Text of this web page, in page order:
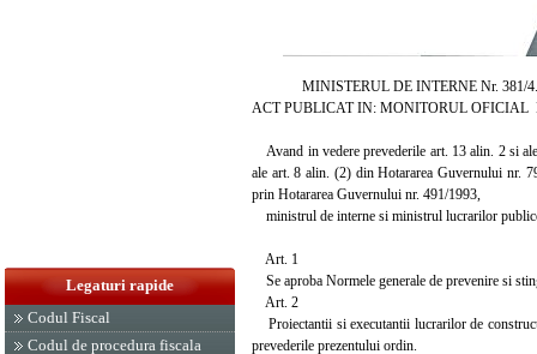
Legaturi rapide
Codul Fiscal
Codul de procedura fiscala
MINISTERUL DE INTERNE Nr. 381/
ACT PUBLICAT IN: MONITORUL OFICIAL
Avand in vedere prevederile art. 13 alin. 2 si
ale art. 8 alin. (2) din Hotararea Guvernului nr.
prin Hotararea Guvernului nr. 491/1993,
ministrul de interne si ministrul lucrarilor
Art. 1
Se aproba Normele generale de prevenire si
Art. 2
Proiectantii si executantii lucrarilor de
prevederile prezentului ordin.